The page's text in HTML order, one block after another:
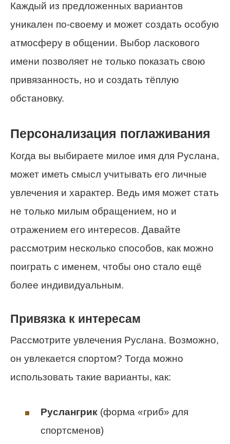
Каждый из предложенных вариантов
уникален по-своему и может создать особую
атмосферу в общении. Выбор ласкового
имени позволяет не только показать свою
привязанность, но и создать тёплую
обстановку.
Персонализация поглаживания
Когда вы выбираете милое имя для Руслана,
может иметь смысл учитывать его личные
увлечения и характер. Ведь имя может стать
не только милым обращением, но и
отражением его интересов. Давайте
рассмотрим несколько способов, как можно
поиграть с именем, чтобы оно стало ещё
более индивидуальным.
Привязка к интересам
Рассмотрите увлечения Руслана. Возможно,
он увлекается спортом? Тогда можно
использовать такие варианты, как:
Руслангрик (форма «гриб» для
спортсменов)